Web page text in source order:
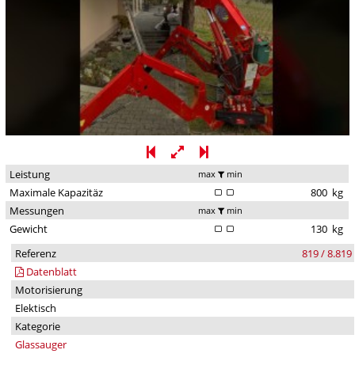
Leistung max min
Maximale Kapazitäz 800 kg
Messungen
max min
Gewicht 130 kg
Referenz
819 / 8.819
Datenblatt
Motorisierung
Elektisch
Kategorie
Glassauger